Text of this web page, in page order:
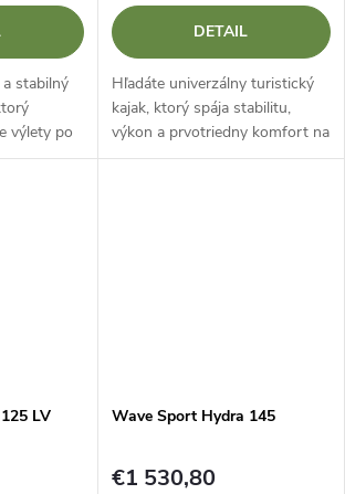
stabilný
výlety po
DETAIL
Hľadáte univerzálny turistický
kajak, ktorý spája stabilitu,
výkon a prvotriedny komfort na
dlhých trasách? Wave Sport
LV
Wave Sport Hydra 145
€1 530,80